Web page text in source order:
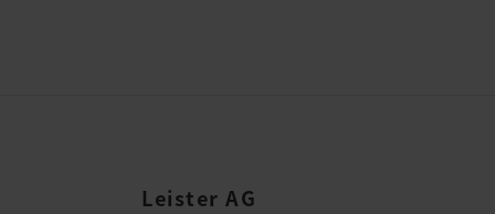
Leister AG